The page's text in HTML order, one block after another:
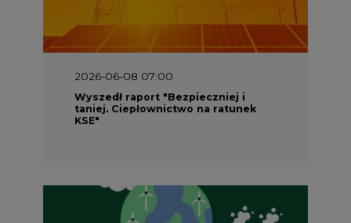
2026-06-08 07:00
Wyszedł raport "Bezpieczniej i
taniej. Ciepłownictwo na ratunek
KSE"